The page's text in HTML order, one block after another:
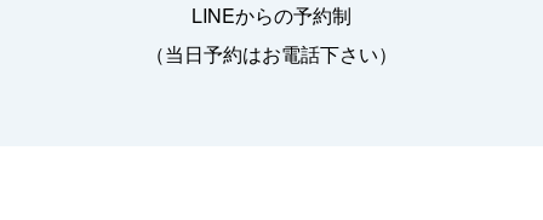
LINEからの予約制
（当日予約はお電話下さい）